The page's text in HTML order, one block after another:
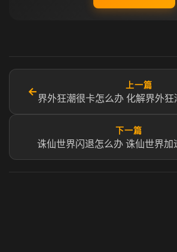
←
上一篇
界外狂潮很卡怎么办 化解界外
下一篇
诛仙世界闪退怎么办 诛仙世界加